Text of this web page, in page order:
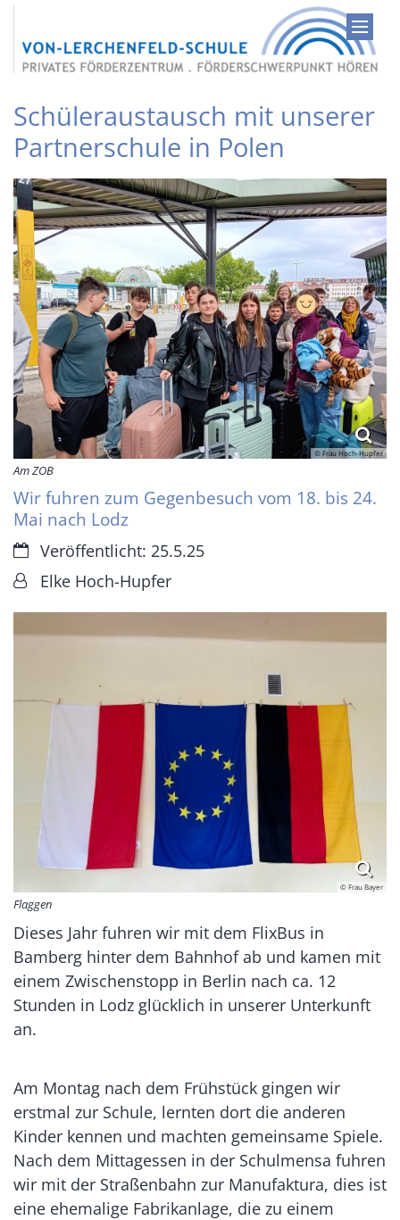
Zum Inhalt springen
Schüleraustausch mit unserer
Partnerschule in Polen
© Frau Hoch-Hupfer
Am ZOB
Wir fuhren zum Gegenbesuch vom 18. bis 24.
Mai nach Lodz
Datum:Veröffentlicht: 25.5.25
Von:Elke Hoch-Hupfer
© Frau Bayer
Flaggen
Dieses Jahr fuhren wir mit dem FlixBus in
Bamberg hinter dem Bahnhof ab und kamen mit
einem Zwischenstopp in Berlin nach ca. 12
Stunden in Lodz glücklich in unserer Unterkunft
an.
Am Montag nach dem Frühstück gingen wir
erstmal zur Schule, lernten dort die anderen
Kinder kennen und machten gemeinsame Spiele.
Nach dem Mittagessen in der Schulmensa fuhren
wir mit der Straßenbahn zur Manufaktura, dies ist
eine ehemalige Fabrikanlage, die zu einem